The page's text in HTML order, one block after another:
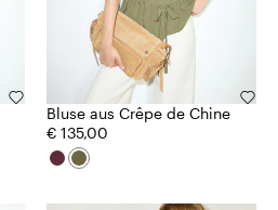
Bluse aus Crêpe de Chine
€ 135,00